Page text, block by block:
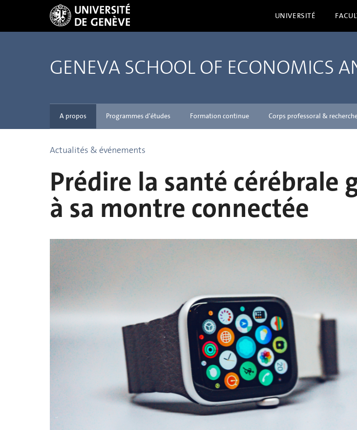
UNIVERSITÉ
GENEVA SCHOOL OF ECONOMICS
A propos Programmes d'études Formation continue Corps professoral &
Actualités & événements
Prédire la santé cérébrale
à sa montre connectée